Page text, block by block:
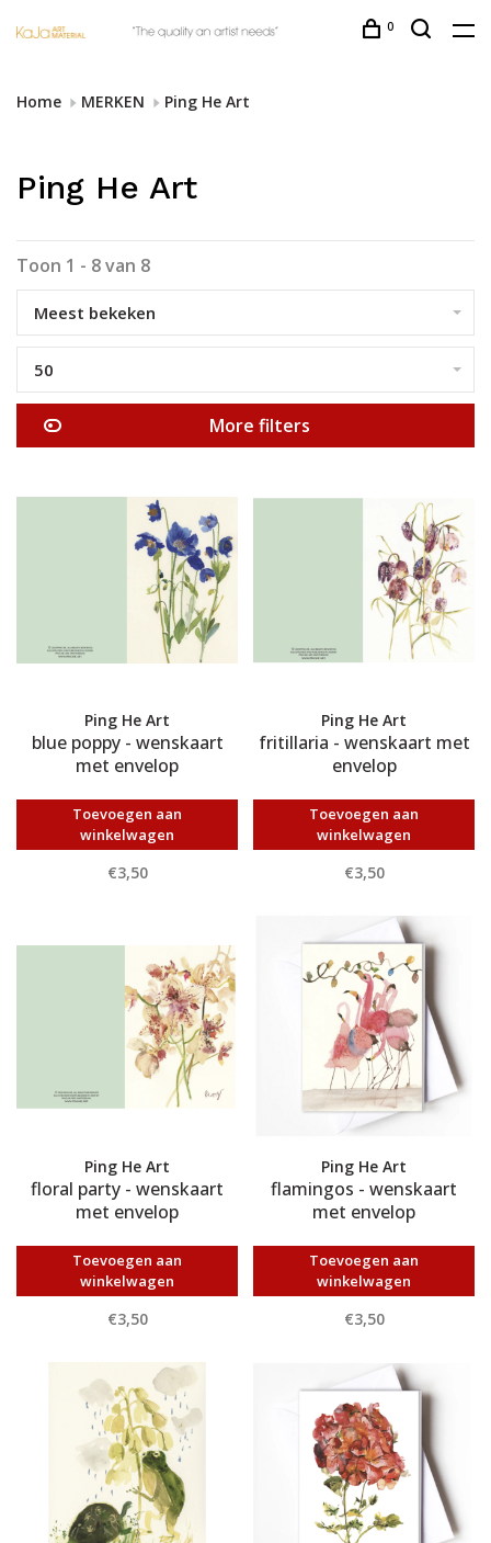
0
Home MERKEN Ping He Art
Ping He Art
Toon 1 - 8 van 8
Meest bekeken
50
More filters
Ping He Art
blue poppy - wenskaart
met envelop
Toevoegen aan
winkelwagen
€3,50
Ping He Art
fritillaria - wenskaart met
envelop
Toevoegen aan
winkelwagen
€3,50
Ping He Art
floral party - wenskaart
met envelop
Toevoegen aan
winkelwagen
€3,50
Ping He Art
flamingos - wenskaart
met envelop
Toevoegen aan
winkelwagen
€3,50